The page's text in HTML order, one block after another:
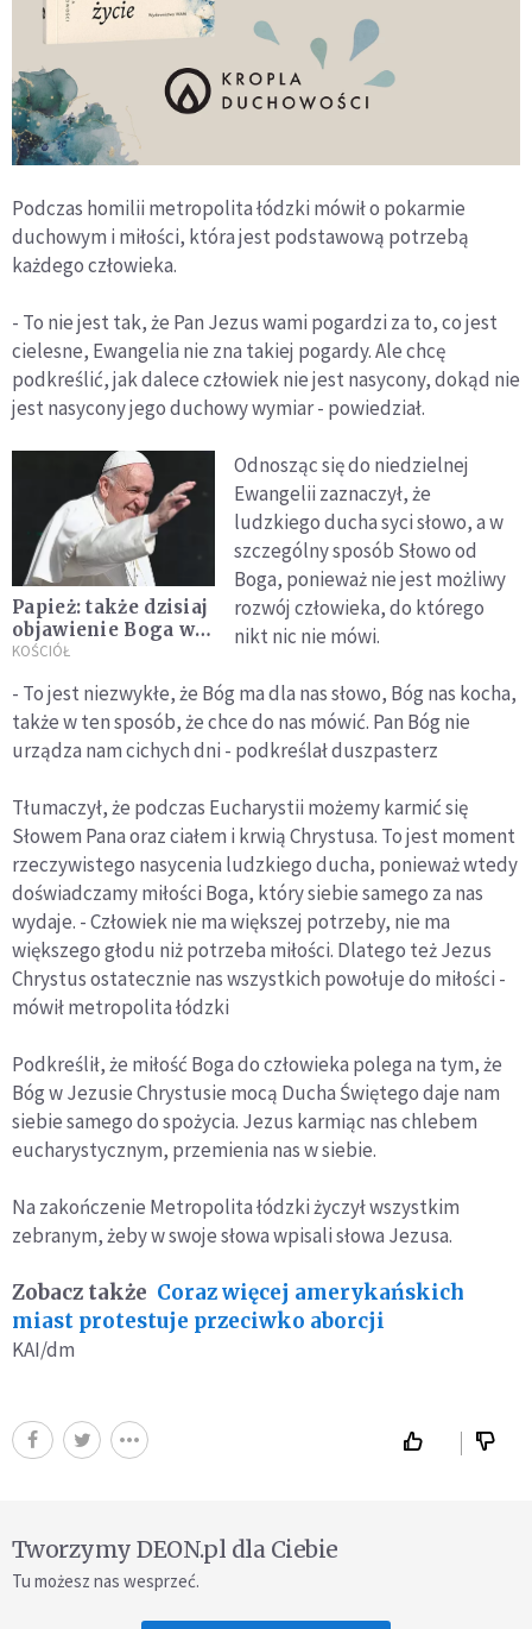
Podczas homilii metropolita łódzki mówił o pokarmie
duchowym i miłości, która jest podstawową potrzebą
każdego człowieka.
- To nie jest tak, że Pan Jezus wami pogardzi za to, co jest
cielesne, Ewangelia nie zna takiej pogardy. Ale chcę
podkreślić, jak dalece człowiek nie jest nasycony, dokąd nie
jest nasycony jego duchowy wymiar - powiedział.
Papież: także dzisiaj
objawienie Boga w
człowieczeństwie
wywołać zgorszenie
KOŚCIÓŁ
Odnosząc się do niedzielnej
Ewangelii zaznaczył, że
ludzkiego ducha syci słowo, a w
szczególny sposób Słowo od
Boga, ponieważ nie jest możliwy
rozwój człowieka, do którego
nikt nic nie mówi.
- To jest niezwykłe, że Bóg ma dla nas słowo, Bóg nas kocha,
także w ten sposób, że chce do nas mówić. Pan Bóg nie
urządza nam cichych dni - podkreślał duszpasterz
Tłumaczył, że podczas Eucharystii możemy karmić się
Słowem Pana oraz ciałem i krwią Chrystusa. To jest moment
rzeczywistego nasycenia ludzkiego ducha, ponieważ wtedy
doświadczamy miłości Boga, który siebie samego za nas
wydaje. - Człowiek nie ma większej potrzeby, nie ma
większego głodu niż potrzeba miłości. Dlatego też Jezus
Chrystus ostatecznie nas wszystkich powołuje do miłości -
mówił metropolita łódzki
Podkreślił, że miłość Boga do człowieka polega na tym, że
Bóg w Jezusie Chrystusie mocą Ducha Świętego daje nam
siebie samego do spożycia. Jezus karmiąc nas chlebem
eucharystycznym, przemienia nas w siebie.
Na zakończenie Metropolita łódzki życzył wszystkim
zebranym, żeby w swoje słowa wpisali słowa Jezusa.
Zobacz także Coraz więcej amerykańskich
miast protestuje przeciwko aborcji
KAI/dm
Tworzymy DEON.pl dla Ciebie
Tu możesz nas wesprzeć.